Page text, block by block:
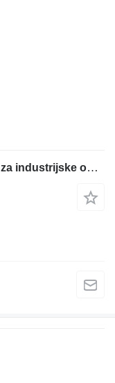
Transmitter Beckhoff CU8800-0010 za industrijske opreme